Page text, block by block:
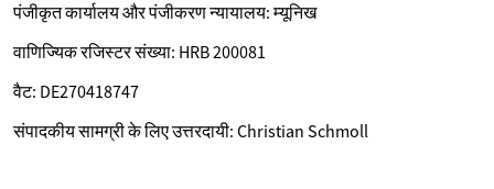
पंजीकृत कार्यालय और पंजीकरण न्यायालय: म्यूनिख
वाणिज्यिक रजिस्टर संख्या: HRB 200081
वैट: DE270418747
संपादकीय सामग्री के लिए उत्तरदायी: Christian Schmoll